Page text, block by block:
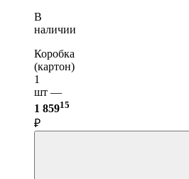
В
наличии
Коробка
(картон)
1
шт —
1 85915
₽